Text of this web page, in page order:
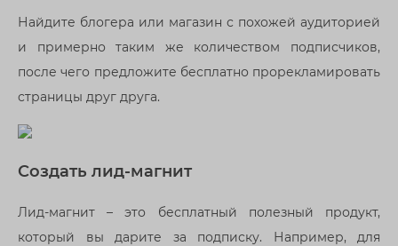
Найдите блогера или магазин с похожей аудиторией
и примерно таким же количеством подписчиков,
после чего предложите бесплатно прорекламировать
страницы друг друга.
Создать лид-магнит
Лид-магнит – это бесплатный полезный продукт,
который вы дарите за подписку. Например, для